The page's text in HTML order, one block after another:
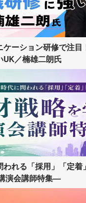
ーション研修で注目
／楠雄二朗氏
われる「採用」「定
演会講師特集―